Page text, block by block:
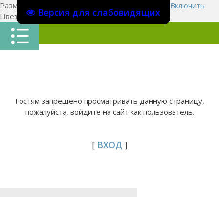
Версия для слабовидящих
Размер шрифта:
Включить
Цвет сайтаЦ Ц Ц Х
Гостям запрещено просматривать данную страницу,
пожалуйста, войдите на сайт как пользователь.
[ ВХОД ]